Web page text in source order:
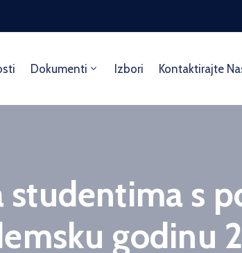
Dokumenti Izbori Kontaktirajte
s
godinu